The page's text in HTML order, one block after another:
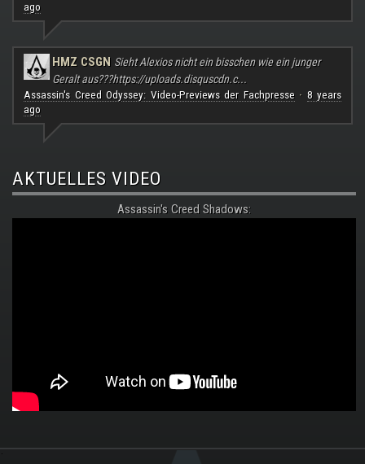
ago
HMZ CSGN Sieht Alexios nicht ein bisschen wie ein junger
Geralt aus???https://uploads.disquscdn.c...
Assassin's Creed Odyssey: Video-Previews der Fachpresse· 8 years
ago
AKTUELLES VIDEO
Assassin's Creed Shadows:
.